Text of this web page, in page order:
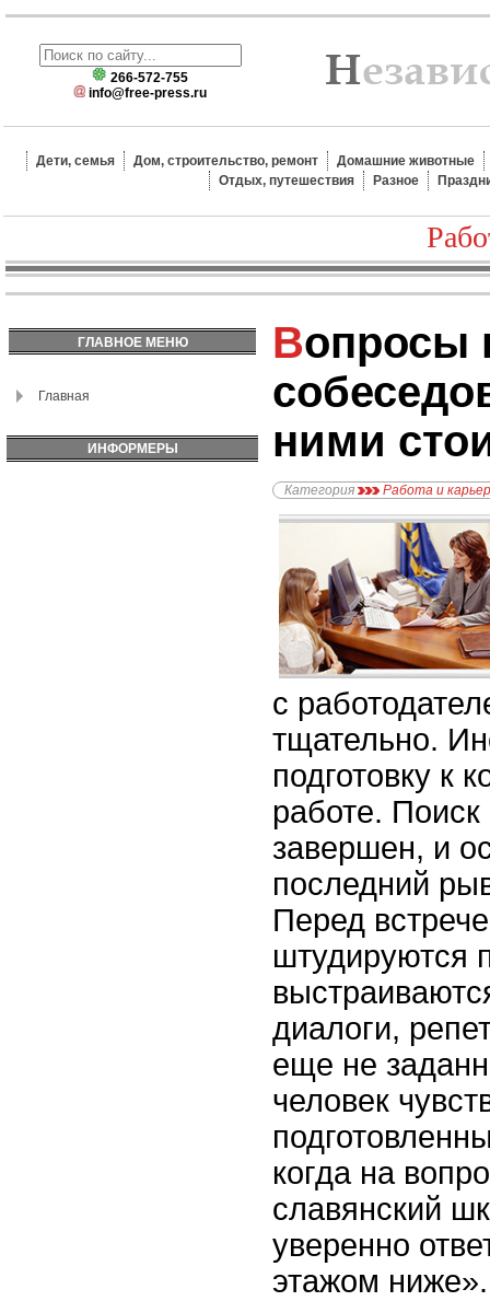
266-572-755
info@free-press.ru
Дети, семья Дом, строительство, ремонт
Домашние животные
Отдых, путешествия
Разное
ГЛАВНОЕ МЕНЮ
Главная
ИНФОРМЕРЫ
Вопросы на
ними
Категория Работа и
с
тщательно.
подготовку к
работе. Поиск
завершен, и
последний
Перед
штудируются
диалоги,
еще не
человек
когда на
славянский
уверенно
этажом ниже».